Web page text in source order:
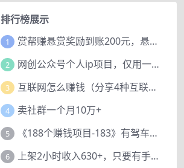
排行榜展示
1 赏帮赚悬赏奖励到账200元，悬赏任务多劳多得，人人可做。
2 网创公众号个人ip项目，仅用一篇文章做到全网引流！
3 互联网怎么赚钱（分享4种互联网赚钱模式）
4 卖社群一个月10万+
5 《188个赚钱项目-183》有驾车评项目，动动小手，复制粘贴赚44元！
6 上架2小时收入630+，只要有手就能做的AI搞钱项目，奶奶看完都能学会!